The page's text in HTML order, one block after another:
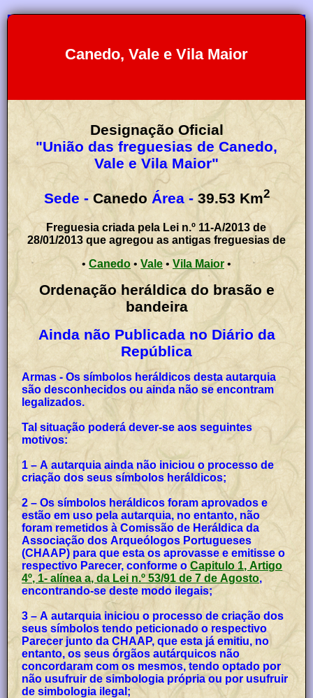
Canedo, Vale e Vila Maior
Designação Oficial
"União das freguesias de Canedo,
Vale e Vila Maior"
Sede - Canedo Área - 39.53 Km2
Freguesia criada pela Lei n.º 11-A/2013 de
28/01/2013 que agregou as antigas freguesias de
• Canedo • Vale • Vila Maior •
Ordenação heráldica do brasão e
bandeira
Ainda não Publicada no Diário da
República
Armas - Os símbolos heráldicos desta autarquia
são desconhecidos ou ainda não se encontram
legalizados.
Tal situação poderá dever-se aos seguintes
motivos:
1 – A autarquia ainda não iniciou o processo de
criação dos seus símbolos heráldicos;
2 – Os símbolos heráldicos foram aprovados e
estão em uso pela autarquia, no entanto, não
foram remetidos à Comissão de Heráldica da
Associação dos Arqueólogos Portugueses
(CHAAP) para que esta os aprovasse e emitisse o
respectivo Parecer, conforme oCapitulo 1, Artigo
4º, 1- alínea a, da Lei n.º 53/91 de 7 de Agosto,
encontrando-se deste modo ilegais;
3 – A autarquia iniciou o processo de criação dos
seus símbolos tendo peticionado o respectivo
Parecer junto da CHAAP, que esta já emitiu, no
entanto, os seus órgãos autárquicos não
concordaram com os mesmos, tendo optado por
não usufruir de simbologia própria ou por usufruir
de simbologia ilegal;